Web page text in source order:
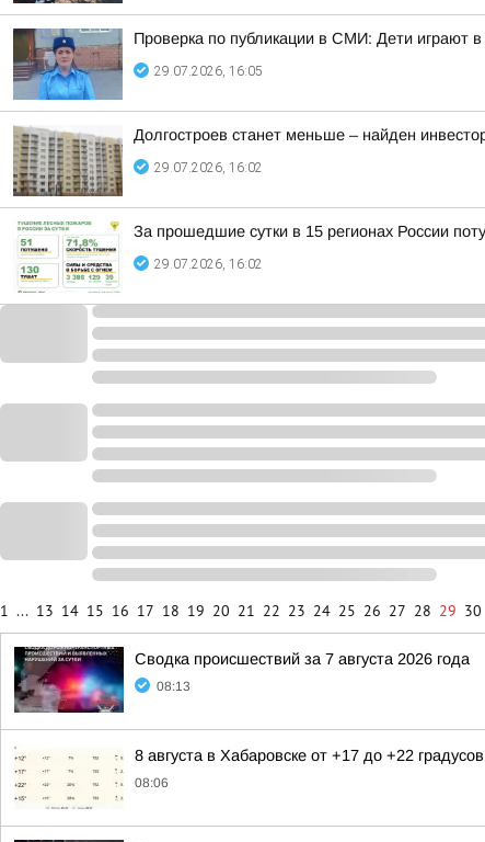
Проверка по публикации в СМИ: Дети играют
29.07.2026, 16:05
Долгостроев станет меньше – найден
29.07.2026, 16:02
За прошедшие сутки в 15 регионах России
29.07.2026, 16:02
1 ... 13 14 15 16 17 18 19 20 21 22 23 24 25 26 27 28 29 30
Сводка происшествий за 7 августа 2026 года
08:13
8 августа в Хабаровске от +17 до +22 градусов
08:06